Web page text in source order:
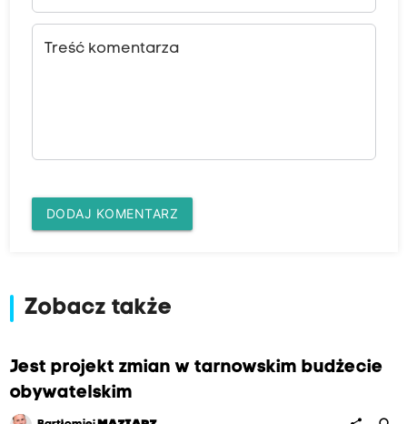
Treść komentarza
DODAJ KOMENTARZ
Zobacz także
Jest projekt zmian w tarnowskim budżecie
obywatelskim